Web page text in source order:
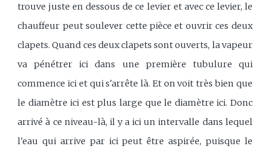
trouve juste en dessous de ce levier et avec ce levier, le
chauffeur peut soulever cette pièce et ouvrir ces deux
clapets. Quand ces deux clapets sont ouverts, la vapeur
va pénétrer ici dans une première tubulure qui
commence ici et qui s'arrête là. Et on voit très bien que
le diamètre ici est plus large que le diamètre ici. Donc
arrivé à ce niveau-là, il y a ici un intervalle dans lequel
l'eau qui arrive par ici peut être aspirée, puisque le